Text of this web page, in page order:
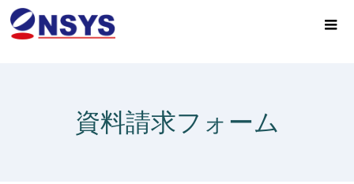
資料請求フォーム